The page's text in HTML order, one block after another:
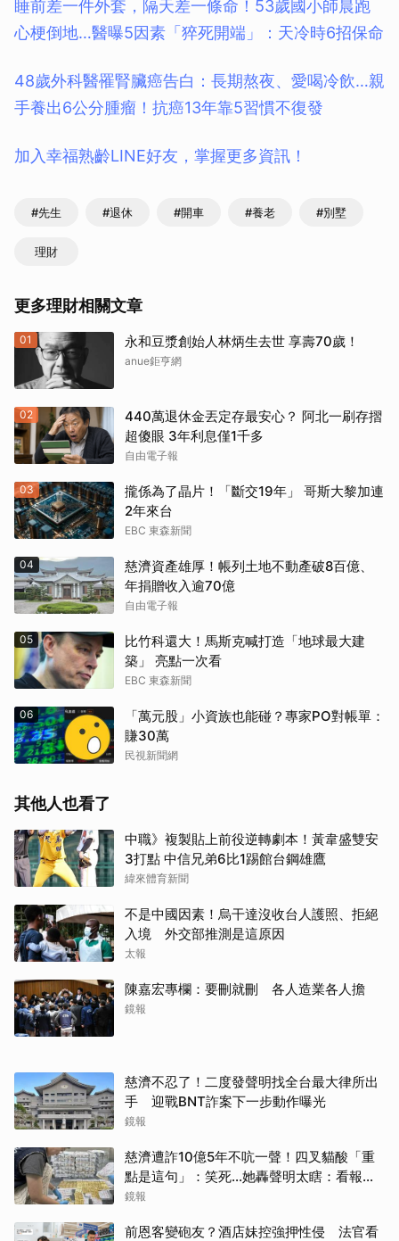
睡前差一件外套，隔天差一條命！53歲國小師晨跑
心梗倒地…醫曝5因素「猝死開端」：天冷時6招保命
48歲外科醫罹腎臟癌告白：長期熬夜、愛喝冷飲…親
手養出6公分腫瘤！抗癌13年靠5習慣不復發
加入幸福熟齡LINE好友，掌握更多資訊！
#先生 #退休 #開車 #養老 #別墅
理財
更多理財相關文章
01 永和豆漿創始人林炳生去世 享壽70歲！
anue鉅亨網
02
440萬退休金丟定存最安心？ 阿北一刷存摺
超傻眼 3年利息僅1千多
自由電子報
03
攏係為了晶片！「斷交19年」 哥斯大黎加連
2年來台
EBC 東森新聞
04
慈濟資產雄厚！帳列土地不動產破8百億、
年捐贈收入逾70億
自由電子報
05
比竹科還大！馬斯克喊打造「地球最大建
築」 亮點一次看
EBC 東森新聞
06
「萬元股」小資族也能碰？專家PO對帳單：
賺30萬
民視新聞網
其他人也看了
中職》複製貼上前役逆轉劇本！黃韋盛雙安
3打點 中信兄弟6比1踢館台鋼雄鷹
緯來體育新聞
不是中國因素！烏干達沒收台人護照、拒絕
入境 外交部推測是這原因
太報
陳嘉宏專欄：要刪就刪 各人造業各人擔
鏡報
慈濟不忍了！二度發聲明找全台最大律所出
手 迎戰BNT詐案下一步動作曝光
鏡報
慈濟遭詐10億5年不吭一聲！四叉貓酸「重
點是這句」：笑死...她轟聲明太瞎：看報紙
才知被騙
鏡報
前恩客變砲友？酒店妹控強押性侵 法官看